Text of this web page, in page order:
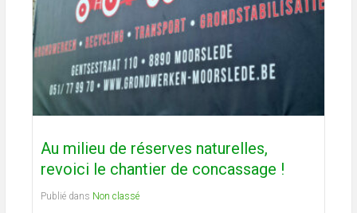
Au milieu de réserves naturelles,
revoici le chantier de concassage !
Publié dans Non classé